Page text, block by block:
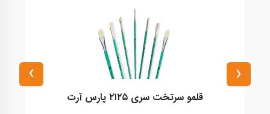
قلمو سرتخت سری ۲۱۲۵ پارس آرت
‹
›